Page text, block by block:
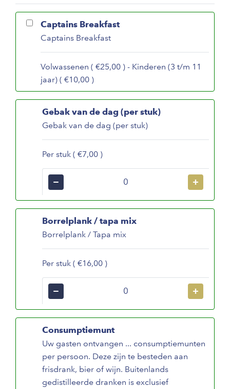
Captains Breakfast
Captains Breakfast
Volwassenen ( €25,00 ) - Kinderen (3 t/m 11
jaar) ( €10,00 )
Gebak van de dag (per stuk)
Gebak van de dag (per stuk)
Per stuk ( €7,00 )
− +
Borrelplank / tapa mix
Borrelplank / Tapa mix
Per stuk ( €16,00 )
− +
Consumptiemunt
Uw gasten ontvangen ... consumptiemunten
per persoon. Deze zijn te besteden aan
frisdrank, bier of wijn. Buitenlands
gedistilleerde dranken is exclusief